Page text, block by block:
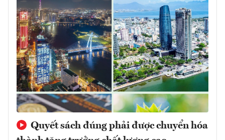
Quyết sách đúng phải được chuyển hóa